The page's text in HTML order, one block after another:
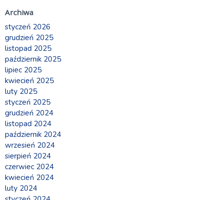
Archiwa
styczeń 2026
grudzień 2025
listopad 2025
październik 2025
lipiec 2025
kwiecień 2025
luty 2025
styczeń 2025
grudzień 2024
listopad 2024
październik 2024
wrzesień 2024
sierpień 2024
czerwiec 2024
kwiecień 2024
luty 2024